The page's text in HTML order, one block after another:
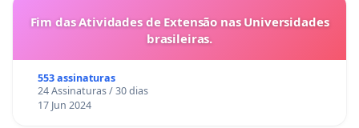
Fim das Atividades de Extensão nas Universidades
brasileiras.
553 assinaturas
24 Assinaturas / 30 dias
17 Jun 2024